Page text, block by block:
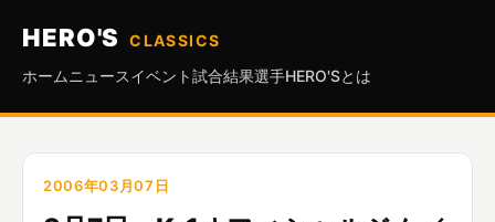
HERO'S
CLASSICS
ホーム ニュースイベント試合結果選手HERO'Sとは
2006年03月07日